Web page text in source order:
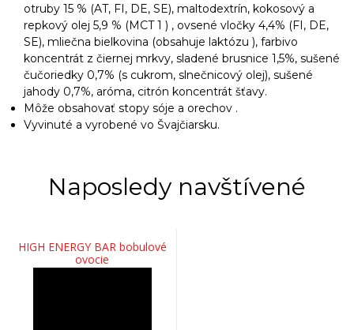
otruby 15 % (AT, FI, DE, SE), maltodextrín, kokosový a
repkový olej 5,9 % (MCT 1 ) , ovsené vločky 4,4% (FI, DE,
SE), mliečna bielkovina (obsahuje laktózu ), farbivo
koncentrát z čiernej mrkvy, sladené brusnice 1,5%, sušené
čučoriedky 0,7% (s cukrom, slnečnicový olej), sušené
jahody 0,7%, aróma, citrón koncentrát šťavy.
Môže obsahovať stopy sóje a orechov .
Vyvinuté a vyrobené vo Švajčiarsku.
Naposledy navštívené
HIGH ENERGY BAR bobulové
ovocie